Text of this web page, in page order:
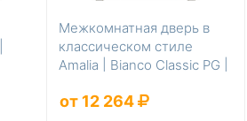
Межкомнатная дверь в
классическом стиле
Amalia | Bianco Classic PG |
от 12 264